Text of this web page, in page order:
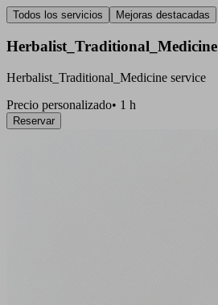
Todos los servicios Mejoras destacadas
Herbalist_Traditional_Medicine
Herbalist_Traditional_Medicine service
Precio personalizado• 1 h
Reservar